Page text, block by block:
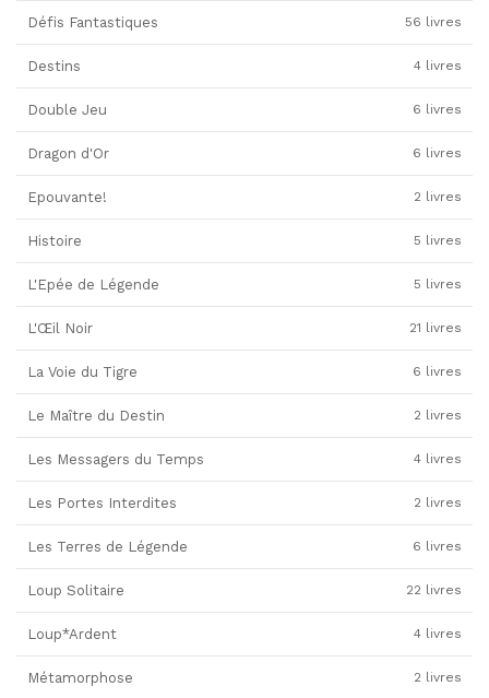
Défis Fantastiques 56 livres
Destins 4 livres
Double Jeu 6 livres
Dragon d'Or 6 livres
Epouvante! 2 livres
Histoire 5 livres
L'Epée de Légende 5 livres
L'Œil Noir 21 livres
La Voie du Tigre 6 livres
Le Maître du Destin 2 livres
Les Messagers du Temps 4 livres
Les Portes Interdites 2 livres
Les Terres de Légende 6 livres
Loup Solitaire 22 livres
Loup*Ardent 4 livres
Métamorphose 2 livres